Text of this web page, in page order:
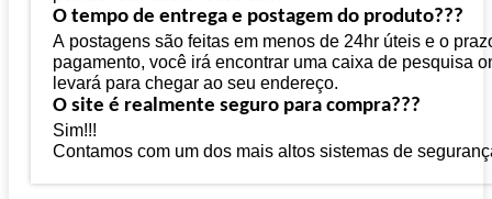
O tempo de entrega e postagem do produto???
A postagens são feitas em menos de 24hr úteis e o
pagamento, você irá encontrar uma caixa de pesquisa
levará para chegar ao seu endereço.
O site é realmente seguro para compra???
Sim!!!
Contamos com um dos mais altos sistemas de